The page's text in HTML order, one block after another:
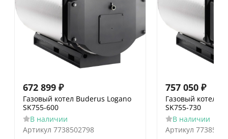
672 899 ₽
Газовый котел Buderus Logano
SK755-600
В наличии
Артикул 7738502798
757 050 ₽
Газовый котел
SK755-730
В наличии
Артикул